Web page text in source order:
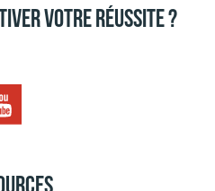
votre réussite ?